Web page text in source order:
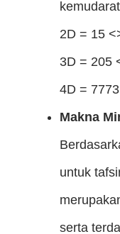
2D = 15
3D = 205
4D =
Makna
untuk
serta